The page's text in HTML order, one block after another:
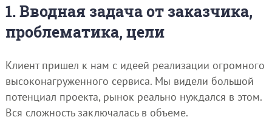
1. Вводная задача от заказчика,
проблематика, цели
Клиент пришел к нам с идеей реализации огромного
высоконагруженного сервиса. Мы видели большой
потенциал проекта, рынок реально нуждался в этом.
Вся сложность заключалась в объеме.